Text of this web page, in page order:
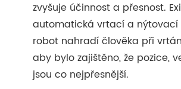
zvyšuje účinnost a přesnost.
automatická vrtací a nýtovací
robot nahradí člověka při
aby bylo zajištěno, že pozice,
jsou co nejpřesnější.